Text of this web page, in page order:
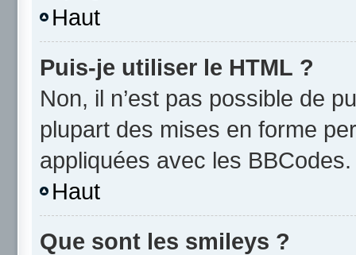
Haut
Puis-je utiliser le HTML ?
Non, il n’est pas possible de
plupart des mises en forme
appliquées avec les BBCodes.
Haut
Que sont les smileys ?